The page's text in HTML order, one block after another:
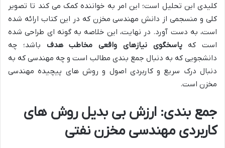
کلیدی این تحلیل است؛ این امر به خواننده کمک می کند تا تصویر
کلی و منسجمی از دانش مهندسی مخزن که در این کتاب ارائه شده
است، به دست آورد. در نهایت، این خلاصه به گونه ای طراحی شده
است کهپاسخگوی نیازهای واقعی مخاطب هدف باشد؛ چه
دانشجویی که به دنبال جمع بندی مطالب است و چه مهندسی که به
دنبال درک سریع و کاربردی اصول و روش های پیچیده مهندسی
مخزن است.
جمع بندی: ارزش بی بدیل روش های
کاربردی مهندسی مخزن نفتی